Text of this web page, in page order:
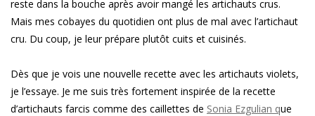
reste dans la bouche après avoir mangé les artichauts crus.
Mais mes cobayes du quotidien ont plus de mal avec l’artichaut
cru. Du coup, je leur prépare plutôt cuits et cuisinés.
Dès que je vois une nouvelle recette avec les artichauts violets,
je l’essaye. Je me suis très fortement inspirée de la recette
d’artichauts farcis comme des caillettes de Sonia Ezgulian que